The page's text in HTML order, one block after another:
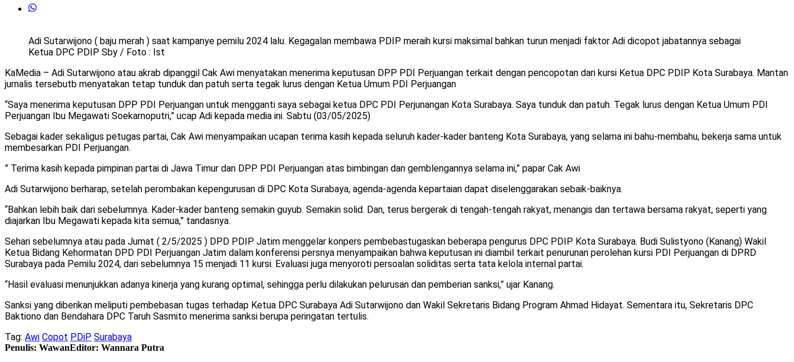
Adi Sutarwijono ( baju merah ) saat kampanye pemilu 2024 lalu. Kegagalan membawa PDIP meraih kursi maksimal bahkan turun menjadi faktor Adi dicopot jabatannya sebagai
Ketua DPC PDIP Sby / Foto : Ist
KaMedia – Adi Sutarwijono atau akrab dipanggil Cak Awi menyatakan menerima keputusan DPP PDI Perjuangan terkait dengan pencopotan dari kursi Ketua DPC PDIP Kota Surabaya. Mantan
jurnalis tersebutb menyatakan tetap tunduk dan patuh serta tegak lurus dengan Ketua Umum PDI Perjuangan
“Saya menerima keputusan DPP PDI Perjuangan untuk mengganti saya sebagai ketua DPC PDI Perjunangan Kota Surabaya. Saya tunduk dan patuh. Tegak lurus dengan Ketua Umum PDI
Perjuangan Ibu Megawati Soekarnoputri,” ucap Adi kepada media ini. Sabtu (03/05/2025)
Sebagai kader sekaligus petugas partai, Cak Awi menyampaikan ucapan terima kasih kepada seluruh kader-kader banteng Kota Surabaya, yang selama ini bahu-membahu, bekerja sama untuk
membesarkan PDI Perjuangan.
” Terima kasih kepada pimpinan partai di Jawa Timur dan DPP PDI Perjuangan atas bimbingan dan gemblengannya selama ini,” papar Cak Awi
Adi Sutarwijono berharap, setelah perombakan kepengurusan di DPC Kota Surabaya, agenda-agenda kepartaian dapat diselenggarakan sebaik-baiknya.
“Bahkan lebih baik dari sebelumnya. Kader-kader banteng semakin guyub. Semakin solid. Dan, terus bergerak di tengah-tengah rakyat, menangis dan tertawa bersama rakyat, seperti yang
diajarkan Ibu Megawati kepada kita semua,” tandasnya.
Sehari sebelumnya atau pada Jumat ( 2/5/2025 ) DPD PDIP Jatim menggelar konpers pembebastugaskan beberapa pengurus DPC PDIP Kota Surabaya. Budi Sulistyono (Kanang) Wakil
Ketua Bidang Kehormatan DPD PDI Perjuangan Jatim dalam konferensi persnya menyampaikan bahwa keputusan ini diambil terkait penurunan perolehan kursi PDI Perjuangan di DPRD
Surabaya pada Pemilu 2024, dari sebelumnya 15 menjadi 11 kursi. Evaluasi juga menyoroti persoalan soliditas serta tata kelola internal partai.
“Hasil evaluasi menunjukkan adanya kinerja yang kurang optimal, sehingga perlu dilakukan pelurusan dan pemberian sanksi,” ujar Kanang.
Sanksi yang diberikan meliputi pembebasan tugas terhadap Ketua DPC Surabaya Adi Sutarwijono dan Wakil Sekretaris Bidang Program Ahmad Hidayat. Sementara itu, Sekretaris DPC
Baktiono dan Bendahara DPC Taruh Sasmito menerima sanksi berupa peringatan tertulis.
Tag: Awi Copot PDiP Surabaya
Penulis: WawanEditor: Wannara Putra